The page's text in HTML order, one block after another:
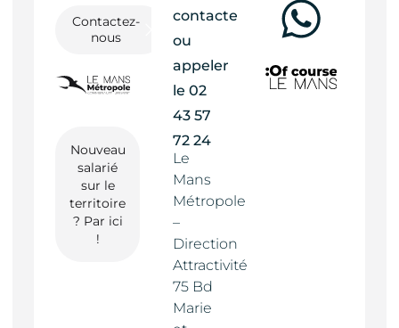
Contactez-
nous
Nouveau
salarié
sur le
territoire
? Par ici
!
contacter
ou
appeler
le02
43 57
72 24
Le
Mans
Métropole
–
Direction
Attractivité
75 Bd
Marie